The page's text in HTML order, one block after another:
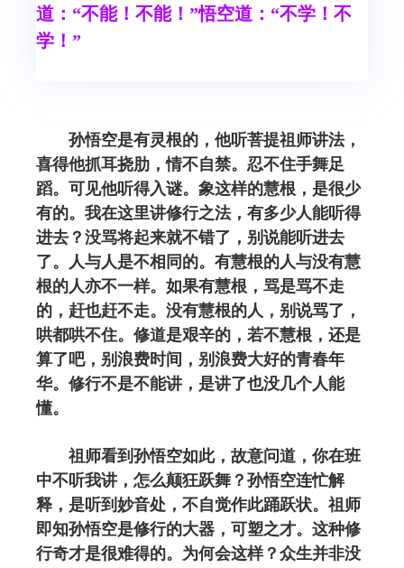
道：“不能！不能！”悟空道：“不学！不
学！”
孙悟空是有灵根的，他听菩提祖师讲法，
喜得他抓耳挠肋，情不自禁。忍不住手舞足
蹈。可见他听得入谜。象这样的慧根，是很少
有的。我在这里讲修行之法，有多少人能听得
进去？没骂将起来就不错了，别说能听进去
了。人与人是不相同的。有慧根的人与没有慧
根的人亦不一样。如果有慧根，骂是骂不走
的，赶也赶不走。没有慧根的人，别说骂了，
哄都哄不住。修道是艰辛的，若不慧根，还是
算了吧，别浪费时间，别浪费大好的青春年
华。修行不是不能讲，是讲了也没几个人能
懂。
祖师看到孙悟空如此，故意问道，你在班
中不听我讲，怎么颠狂跃舞？孙悟空连忙解
释，是听到妙音处，不自觉作此踊跃状。祖师
即知孙悟空是修行的大器，可塑之才。这种修
行奇才是很难得的。为何会这样？众生并非没